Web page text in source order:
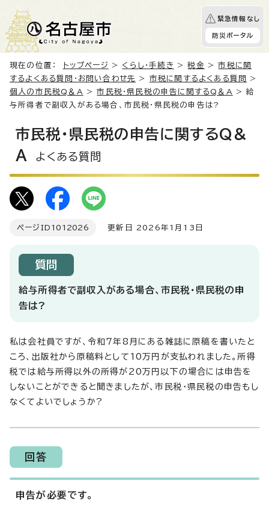
緊急情報なし
防災ポータル
現在の位置： トップページ > くらし・手続き >税金 >市税に関
するよくある質問・お問い合わせ先
> 市税に関するよくある質問
>
個人の市民税Q＆A
>市民税・県民税の申告に関するQ＆A
> 給
与所得者で副収入がある場合、市民税・県民税の申告は?
市民税・県民税の申告に関するQ＆
A
よくある質問
ページID 1012026 更新日 2026年1月13日
質問
給与所得者で副収入がある場合、市民税・県民税の申
告は?
私は会社員ですが、令和7年8月にある雑誌に原稿を書いたと
ころ、出版社から原稿料として10万円が支払われました。所得
税では給与所得以外の所得が20万円以下の場合には申告を
しないことができると聞きましたが、市民税・県民税の申告もし
なくてよいでしょうか?
回答
申告が必要です。